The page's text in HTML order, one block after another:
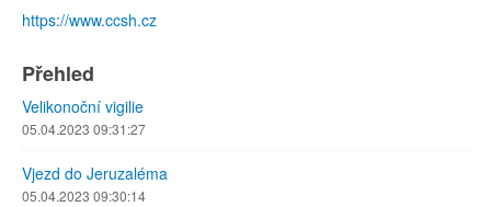
https://www.ccsh.cz
Přehled
Velikonoční vigilie
05.04.2023 09:31:27
Vjezd do Jeruzaléma
05.04.2023 09:30:14